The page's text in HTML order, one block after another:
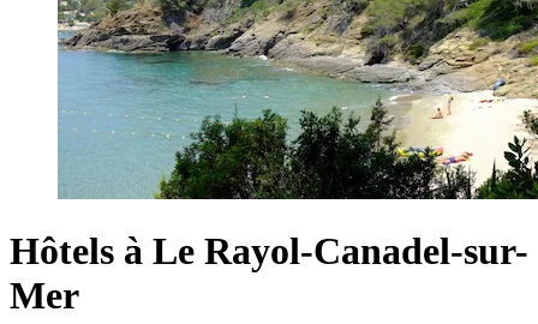
Hôtels à Le Rayol-Canadel-sur-
Mer